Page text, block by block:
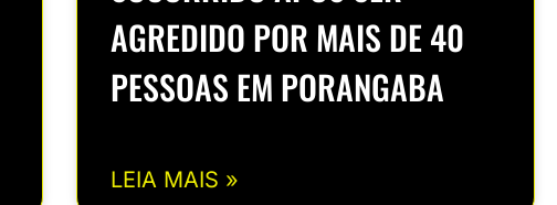
AGREDIDO POR MAIS DE 40
PESSOAS EM PORANGABA
LEIA MAIS »